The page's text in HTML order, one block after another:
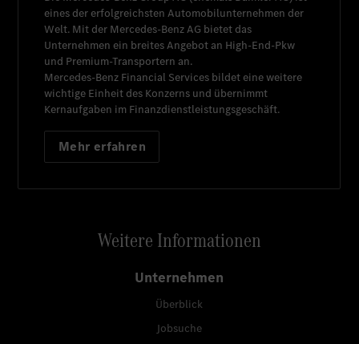
eines der erfolgreichsten Automobilunternehmen der
Welt. Mit der Mercedes-Benz AG bietet das
Unternehmen ein breites Angebot an High-End-Pkw
und Premium-Transportern an.
Mercedes-Benz Financial Services bildet eine weitere
wichtige Einheit des Konzerns und übernimmt
Kernaufgaben im Finanzdienstleistungsgeschäft.
Mehr erfahren
Weitere Informationen
Unternehmen
Überblick
Jobsuche